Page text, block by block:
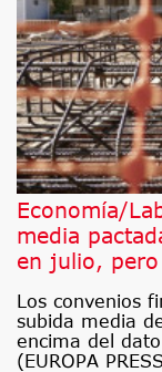
Economía/
media
en julio,
Los convenios
subida media
encima del
(EUROPA